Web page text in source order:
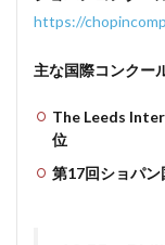
https://
主な国際コンクー
The Leeds
位
第17回ショパン